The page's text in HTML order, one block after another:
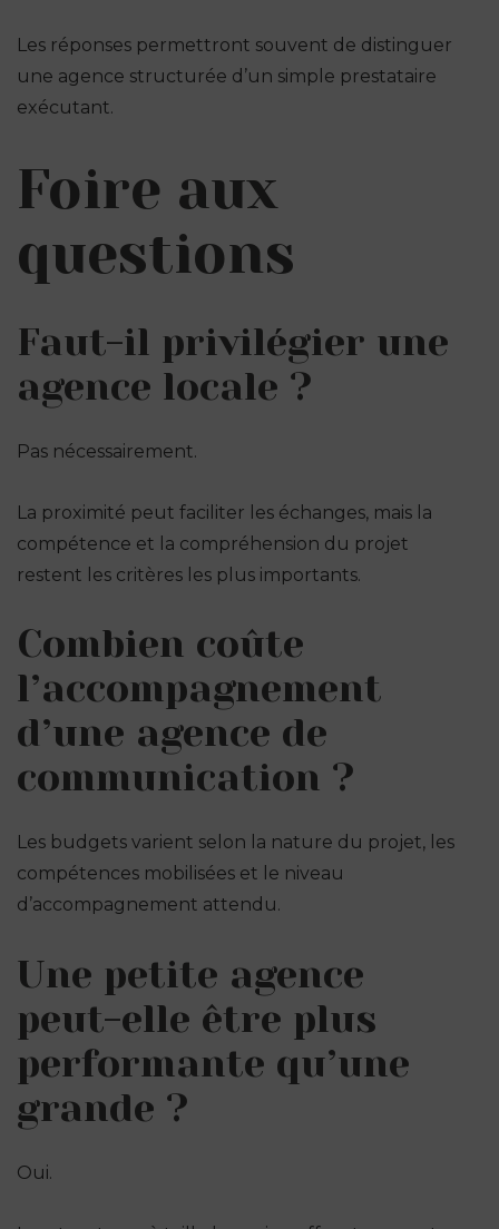
Les réponses permettront souvent de distinguer
une agence structurée d’un simple prestataire
exécutant.
Foire aux
questions
Faut-il privilégier une
agence locale ?
Pas nécessairement.
La proximité peut faciliter les échanges, mais la
compétence et la compréhension du projet
restent les critères les plus importants.
Combien coûte
l’accompagnement
d’une agence de
communication ?
Les budgets varient selon la nature du projet, les
compétences mobilisées et le niveau
d’accompagnement attendu.
Une petite agence
peut-elle être plus
performante qu’une
grande ?
Oui.